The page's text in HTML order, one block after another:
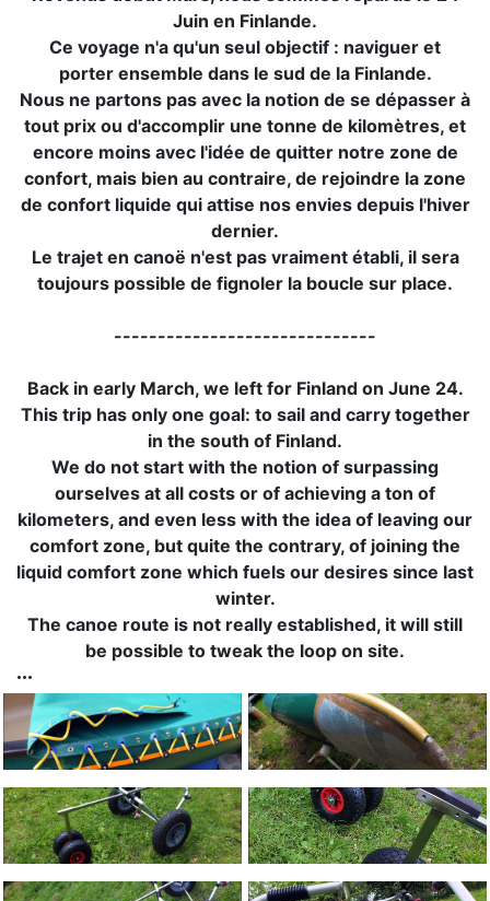
Juin en Finlande.
Ce voyage n'a qu'un seul objectif : naviguer et
porter ensemble dans le sud de la Finlande.
Nous ne partons pas avec la notion de se dépasser à
tout prix ou d'accomplir une tonne de kilomètres, et
encore moins avec l'idée de quitter notre zone de
confort, mais bien au contraire, de rejoindre la zone
de confort liquide qui attise nos envies depuis l'hiver
dernier.
Le trajet en canoë n'est pas vraiment établi, il sera
toujours possible de fignoler la boucle sur place.
------------------------------
Back in early March, we left for Finland on June 24.
This trip has only one goal: to sail and carry together
in the south of Finland.
We do not start with the notion of surpassing
ourselves at all costs or of achieving a ton of
kilometers, and even less with the idea of leaving our
comfort zone, but quite the contrary, of joining the
liquid comfort zone which fuels our desires since last
winter.
The canoe route is not really established, it will still
be possible to tweak the loop on site.